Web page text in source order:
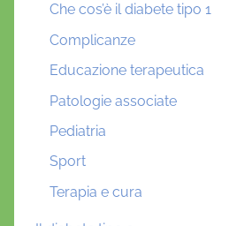
Che cos’è il diabete tipo 1
Complicanze
Educazione terapeutica
Patologie associate
Pediatria
Sport
Terapia e cura